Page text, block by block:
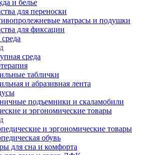
и белье
для переноски
матрасы и подушки
для фиксации
среда
таблички
и абразивная лента
подъемники и скаламобили
и эргономические товары
и эргономические товары
обувь
для сна и комфорта